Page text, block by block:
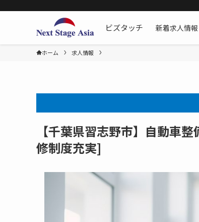
ビズタッチ
新着求人情報
ホーム 求人情報
【千葉県習志野市】自動車
修制度充実]